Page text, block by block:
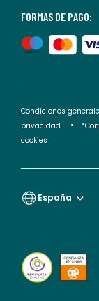
FORMAS DE PAGO:
Condiciones
privacidad
cookies
España